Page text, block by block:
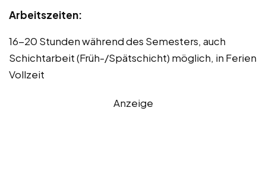
Arbeitszeiten:
16-20 Stunden während des Semesters, auch
Schichtarbeit (Früh-/Spätschicht) möglich, in Ferien
Vollzeit
Anzeige